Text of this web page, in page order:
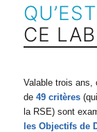
CE
Valable trois ans,
de 49 critères(qui
la RSE) sont
les Objectifs de